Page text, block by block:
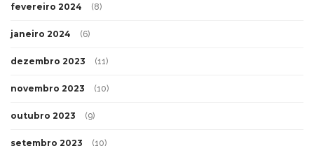
fevereiro 2024 (8)
janeiro 2024 (6)
dezembro 2023 (11)
novembro 2023 (10)
outubro 2023 (9)
setembro 2023 (10)